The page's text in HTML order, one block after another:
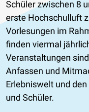
Schüler zwischen 8
erste Hochschulluft
Vorlesungen im
finden viermal
Veranstaltungen
Anfassen und
Erlebniswelt und
und Schüler.